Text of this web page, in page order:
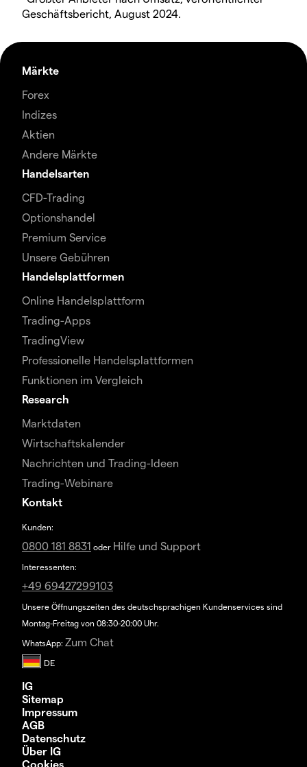
Geschäftsbericht, August 2024.
Märkte
Forex
Indizes
Aktien
Andere Märkte
Handelsarten
CFD-Trading
Optionshandel
Premium Service
Unsere Gebühren
Handelsplattformen
Online Handelsplattform
Trading-Apps
TradingView
Professionelle Handelsplattformen
Funktionen im Vergleich
Research
Marktdaten
Wirtschaftskalender
Nachrichten und Trading-Ideen
Trading-Webinare
Kontakt
Kunden:
0800 181 8831 oder Hilfe und Support
Interessenten:
+49 69427299103
Unsere Öffnungszeiten des deutschsprachigen Kundenservices sind
Montag-Freitag von 08:30-20:00 Uhr.
WhatsApp: Zum Chat
IG
Sitemap
Impressum
AGB
Datenschutz
Über IG
Cookies